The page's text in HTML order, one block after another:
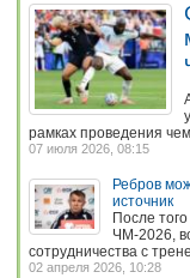
рамках проведения
07 июля 2026, 08:15
Ребров
источник
После
ЧМ-2026,
сотрудничества с
02 апреля 2026, 10:28